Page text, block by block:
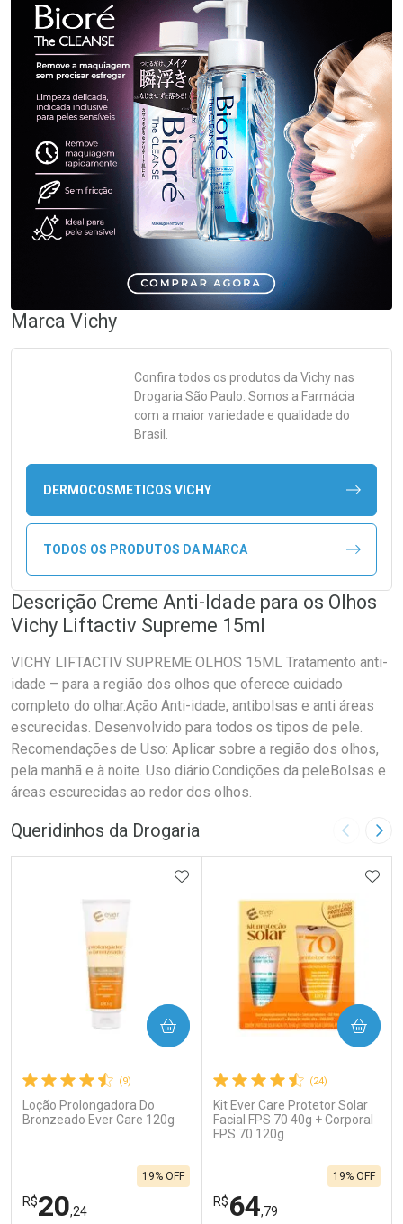
Marca Vichy
Confira todos os produtos da Vichynas
Drogaria São Paulo. Somos a Farmácia
com a maior variedade e qualidade do
Brasil.
DERMOCOSMETICOS VICHY
TODOS OS PRODUTOS DA MARCA
Descrição Creme Anti-Idade para os Olhos
Vichy Liftactiv Supreme 15ml
VICHY LIFTACTIV SUPREME OLHOS 15ML Tratamento anti-
idade – para a região dos olhos que oferece cuidado
completo do olhar.Ação Anti-idade, antibolsas e anti áreas
escurecidas. Desenvolvido para todos os tipos de pele.
Recomendações de Uso: Aplicar sobre a região dos olhos,
pela manhã e à noite. Uso diário.Condições da peleBolsas e
áreas escurecidas ao redor dos olhos.
Queridinhos da Drogaria Imagem
(9)
Loção Prolongadora Do
Bronzeado Ever Care 120g
R$20,24
19% OFF
ADICIONAR AOS FAVORITOS
COMPRAR
(24)
Kit Ever Care Protetor Solar
Facial FPS 70 40g + Corporal
FPS 70 120g
R$64,79
19% OFF
COMPRAR